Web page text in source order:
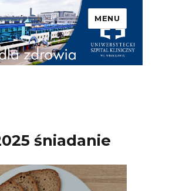
Szpital
we Wrocławiu –
dla zdrowia
MENU
śniadanie